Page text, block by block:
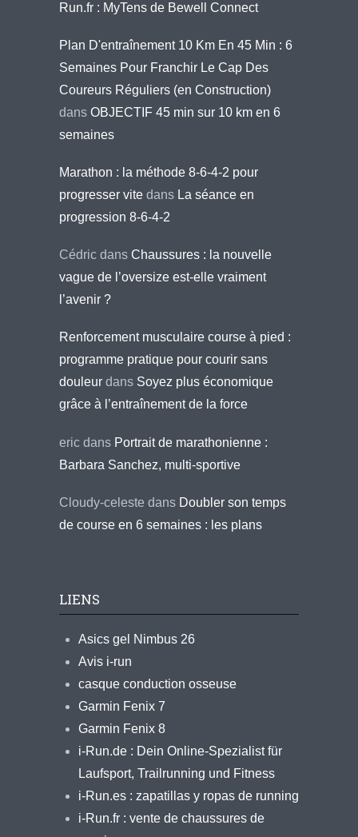
Run.fr : MyTens de Bewell Connect
Plan D'entraînement 10 Km En 45 Min : 6
Semaines Pour Franchir Le Cap Des
Coureurs Réguliers (en Construction)
dans OBJECTIF 45 min sur 10 km en 6
semaines
Marathon : la méthode 8-6-4-2 pour
progresser vite dans La séance en
progression 8-6-4-2
Cédric dans Chaussures : la nouvelle
vague de l’oversize est-elle vraiment
l’avenir ?
Renforcement musculaire course à pied :
programme pratique pour courir sans
douleur dans Soyez plus économique
grâce à l’entraînement de la force
eric dans Portrait de marathonienne :
Barbara Sanchez, multi-sportive
Cloudy-celeste dans Doubler son temps
de course en 6 semaines : les plans
LIENS
Asics gel Nimbus 26
Avis i-run
casque conduction osseuse
Garmin Fenix 7
Garmin Fenix 8
i-Run.de : Dein Online-Spezialist für
Laufsport, Trailrunning und Fitness
i-Run.es : zapatillas y ropas de running
i-Run.fr : vente de chaussures de